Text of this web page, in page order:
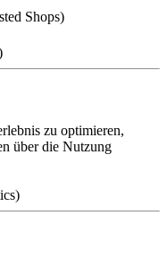
Shops)
zu optimieren,
über die Nutzung